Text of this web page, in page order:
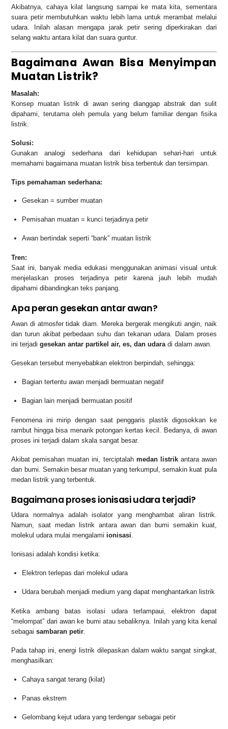
Akibatnya, cahaya kilat langsung sampai ke mata kita, sementara
suara petir membutuhkan waktu lebih lama untuk merambat melalui
udara. Inilah alasan mengapa jarak petir sering diperkirakan dari
selang waktu antara kilat dan suara guntur.
Bagaimana Awan Bisa Menyimpan
Muatan Listrik?
Masalah:
Konsep muatan listrik di awan sering dianggap abstrak dan sulit
dipahami, terutama oleh pemula yang belum familiar dengan fisika
listrik.
Solusi:
Gunakan analogi sederhana dari kehidupan sehari-hari untuk
memahami bagaimana muatan listrik bisa terbentuk dan tersimpan.
Tips pemahaman sederhana:
Gesekan = sumber muatan
Pemisahan muatan = kunci terjadinya petir
Awan bertindak seperti “bank” muatan listrik
Tren:
Saat ini, banyak media edukasi menggunakan animasi visual untuk
menjelaskan proses terjadinya petir karena jauh lebih mudah
dipahami dibandingkan teks panjang.
Apa peran gesekan antar awan?
Awan di atmosfer tidak diam. Mereka bergerak mengikuti angin, naik
dan turun akibat perbedaan suhu dan tekanan udara. Dalam proses
ini terjadigesekan antar partikel air, es, dan udaradi dalam awan.
Gesekan tersebut menyebabkan elektron berpindah, sehingga:
Bagian tertentu awan menjadi bermuatan negatif
Bagian lain menjadi bermuatan positif
Fenomena ini mirip dengan saat penggaris plastik digosokkan ke
rambut hingga bisa menarik potongan kertas kecil. Bedanya, di awan
proses ini terjadi dalam skala sangat besar.
Akibat pemisahan muatan ini, terciptalah medan listrikantara awan
dan bumi. Semakin besar muatan yang terkumpul, semakin kuat pula
medan listrik yang terbentuk.
Bagaimana proses ionisasi udara terjadi?
Udara normalnya adalah isolator yang menghambat aliran listrik.
Namun, saat medan listrik antara awan dan bumi semakin kuat,
molekul udara mulai mengalami ionisasi.
Ionisasi adalah kondisi ketika:
Elektron terlepas dari molekul udara
Udara berubah menjadi medium yang dapat menghantarkan listrik
Ketika ambang batas isolasi udara terlampaui, elektron dapat
“melompat” dari awan ke bumi atau sebaliknya. Inilah yang kita kenal
sebagaisambaran petir.
Pada tahap ini, energi listrik dilepaskan dalam waktu sangat singkat,
menghasilkan:
Cahaya sangat terang (kilat)
Panas ekstrem
Gelombang kejut udara yang terdengar sebagai petir